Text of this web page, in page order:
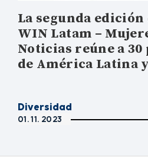
La segunda
WIN Latam –
Noticias reúne a
de América Latina
Diversidad
01. 11. 2023